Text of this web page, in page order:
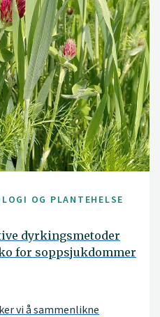
OG PLANTEHELSE
dyrkingsmetoder
for soppsjukdommer
vi å sammenlikne